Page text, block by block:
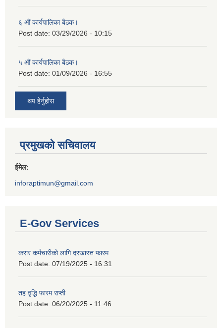
६ औं कार्यपालिका बैठक।
Post date: 03/29/2026 - 10:15
५ औं कार्यपालिका बैठक।
Post date: 01/09/2026 - 16:55
थप हेर्नुहोस
प्रमुखको सचिवालय
ईमेल:
inforaptimun@gmail.com
E-Gov Services
करार कर्मचारीको लागि दरखास्त फारम
Post date: 07/19/2025 - 16:31
तह वृद्धि फारम राप्ती
Post date: 06/20/2025 - 11:46